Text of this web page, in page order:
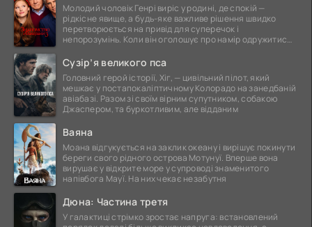
Молодий чоловік Генрі виріс у родині, де спокій —
рідкісне явище, а будь-яке важливе рішення швидко
перетворюється на привід для суперечок і
непорозумінь. Коли він оголошує про намір одружитися,
Сузір’я великого пса
Головний герой історії, Хіг, — цивільний пілот, який
мешкає у постапокаліптичному Колорадо на занедбаній
авіабазі. Разом зі своїм вірним супутником, собакою
Джаспером, та буркотливим, але відданим
Ваяна
Моана відгукується на заклик океану і вирішує покинути
береги свого рідного острова Мотунуї. Вперше вона
вирушає у відкрите море у супроводі знаменитого
напівбога Мауї. На них чекає незабутня
Дюна: Частина третя
У галактиці стрімко зростає напруга: встановлений